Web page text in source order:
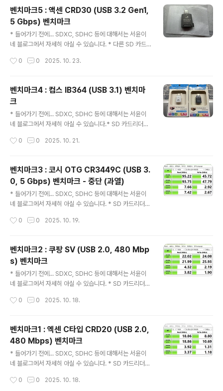
크 SDDR-B731 (USB 3, 5 Gbps) 벤치마크제품사진사
진 보면 알겠지만, C타입이 아니라 A타입이다. 벤치마크발
열도 손이 뜨거울 정도는 아니고... 단점...?의외로 손으로
잡기 좋은 모양입니다.
벤치마크5 : 액센 CRD30 (USB 3.2 Gen1,
5 Gbps) 벤치마크
* 들어가기 전에... SDXC, SDHC 등에 대해서는 서윤이
네 블로그에서 자세히 아실 수 있습니다. * 다른 SD 카드
치마크 01 참조 / 벤치마크 02 참조 / 벤치마크 03 참조 /
en1, 5 Gbps) 벤치마크제품사진벤치마크벤치마에서 좋
은 결과가 나와서 기분이 좋습니다. 렉사 이놈은... 왜... 이
래?? 대부분 잘 되었습니다. 발열도 손이 뜨거울 정도는 아
니고... 단점...?저기에 SD카드(TF카드) 꽂을 때 저 홈보다
안쪽으로 약간 더 밀어넣어야 합니다. 안쪽에 스프링이 있
게 됩니다. 못 찾게 될 수도..
0 0 2025. 10. 23.
벤치마크4 : 컴스 IB364 (USB 3.1) 벤치마
크
* 들어가기 전에... SDXC, SDHC 등에 대해서는 서윤이
네 블로그에서 자세히 아실 수 있습니다.* SD 카드리더기
치마크 02 참조* 벤치마크 03 참조벤치마크4 : 컴스 IB3
364 Card reader Support USB 3.1 Type-C port
이거 구라임... 믿지 마세요. 제품 사진벤치마크 마치며 나
름대로 안 좋은 추억이 있는 리더기다. 지난 번에 속았으면
서도 이번에 또 속았다. 이거 내구성도 안 좋다. 검정색 리
더기는 부서졌다. ㅡㅡ;; 참고로 테스트는 어제 진행했다.
을 많이 소비했다. 결국 결론..
0 0 2025. 10. 21.
벤치마크3 : 코시 OTG CR3449C (USB 3.
0, 5 Gbps) 벤치마크 - 중단 (과열)
* 들어가기 전에... SDXC, SDHC 등에 대해서는 서윤이
네 블로그에서 자세히 아실 수 있습니다. * SD 카드리더기
치마크 02 참조벤치마크3 : 코시 OTG CR3449C (US
인지, 삼성 SD카드 때문인지 모르기 때문에 일단 중단하
고, 나중에 다시 하기로 함.일단 확인된 현상은... 이게 정상
속도입니다. 하지만 일단 과열되면, 아래처럼 최고속도가
반토막 납니다.
0 0 2025. 10. 19.
벤치마크2 : 쿠팡 SV (USB 2.0, 480 Mbp
s) 벤치마크
* 들어가기 전에... SDXC, SDHC 등에 대해서는 서윤이
네 블로그에서 자세히 아실 수 있습니다. * SD 카드리더기
크린샷에 나타난 SD 카드 용량 표기에 오류가 있습니다.
니다. 벤치마크2 : 쿠팡 SV (USB 2.0, 480 Mbps) 벤치
마크쿠팡SV
0 0 2025. 10. 18.
벤치마크1 : 엑센 C타입 CRD20 (USB 2.0,
480 Mbps) 벤치마크
* 들어가기 전에... SDXC, SDHC 등에 대해서는 서윤이
네 블로그에서 자세히 아실 수 있습니다. * SD 카드리더기
D 카드 용량 표기에 오류가 있습니다. 다 끝나고 나서 알아
0 0 2025. 10. 18.